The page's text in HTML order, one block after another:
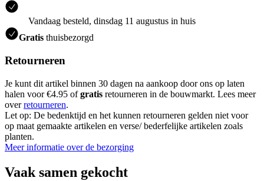
Vandaag besteld, dinsdag 11 augustus in huis
Gratis thuisbezorgd
Retourneren
Je kunt dit artikel binnen 30 dagen na aankoop door ons op laten
halen voor €4.95 ofgratis retourneren in de bouwmarkt. Lees meer
overretourneren.
Let op: De bedenktijd en het kunnen retourneren gelden niet voor
op maat gemaakte artikelen en verse/ bederfelijke artikelen zoals
planten.
Meer informatie over de bezorging
Vaak samen gekocht